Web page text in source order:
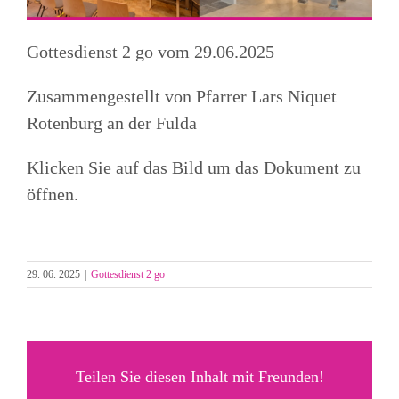
Gottesdienst 2 go vom 29.06.2025
Zusammengestellt von Pfarrer Lars Niquet
Rotenburg an der Fulda
Klicken Sie auf das Bild um das Dokument zu
öffnen.
29. 06. 2025 Gottesdienst 2 go
Teilen Sie diesen Inhalt mit Freunden!